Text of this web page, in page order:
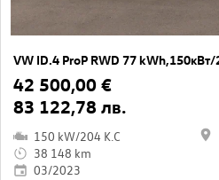
42 500,00 €
83 122,78 лв.
150 kW/204 K.C
38 148 km
03/2023